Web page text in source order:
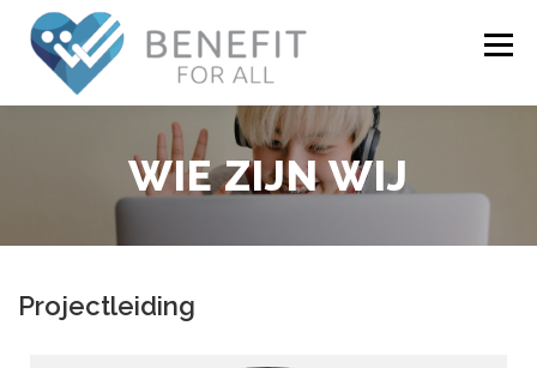
Menu
OVER BENEFIT ONDERZOEK
WIE ZIJN WIJ
Projectleiding